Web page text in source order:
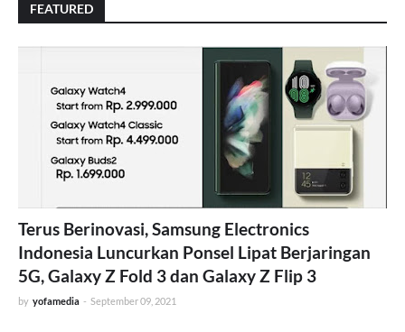
FEATURED
Terus Berinovasi, Samsung Electronics
Indonesia Luncurkan Ponsel Lipat Berjaringan
5G, Galaxy Z Fold 3 dan Galaxy Z Flip 3
by yofamedia - September 09, 2021